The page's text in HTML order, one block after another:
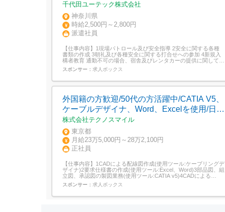
千代田ユーテック株式会社
神奈川県
時給2,500円～2,800円
派遣社員
【仕事内容】1現場パトロール及び安全指導 2安全に関する各種
書類の作成 3朝礼及び各種安全に関する打合せへの参加 4新規入
構者教育 通勤不可の場合、宿舎及びレンタカーの提供に関して相
談可能です。 【対象となる方】必要なスキル・経験 1プラントや
各種施設の建設に伴う安全管理の経験 2コミュニケーション能力
スポンサー： 求人ボックス
外国籍の方歓迎/50代の方活躍中/CATIA V5、
ケーブルデザイナ、Word、Excelを使用/日野
自動車本社、電子電装開発部内ATEX受託設
計グループでのお仕事です。/無期雇用派遣/
実務者として手を動かすだけでなく、メンバ
ーの作業状況を把握し調整したり
株式会社テクノスマイル
東京都
月給23万5,000円～28万2,100円
正社員
【仕事内容】1CADによる配線図作成(使用ツール:ケーブリングデ
ザイナ)2要求仕様書の作成(使用ツール:Excel、Word)3部品図、組
立図、承認図の製図業務(使用ツール:CATIA v5)4CADによる
ECU、メータースピーカー、スウィッチの搭載検討(使用ルー
ル:CATIA v5)5CADによる取り付けブラケット等(板金系)の設計及
スポンサー： 求人ボックス